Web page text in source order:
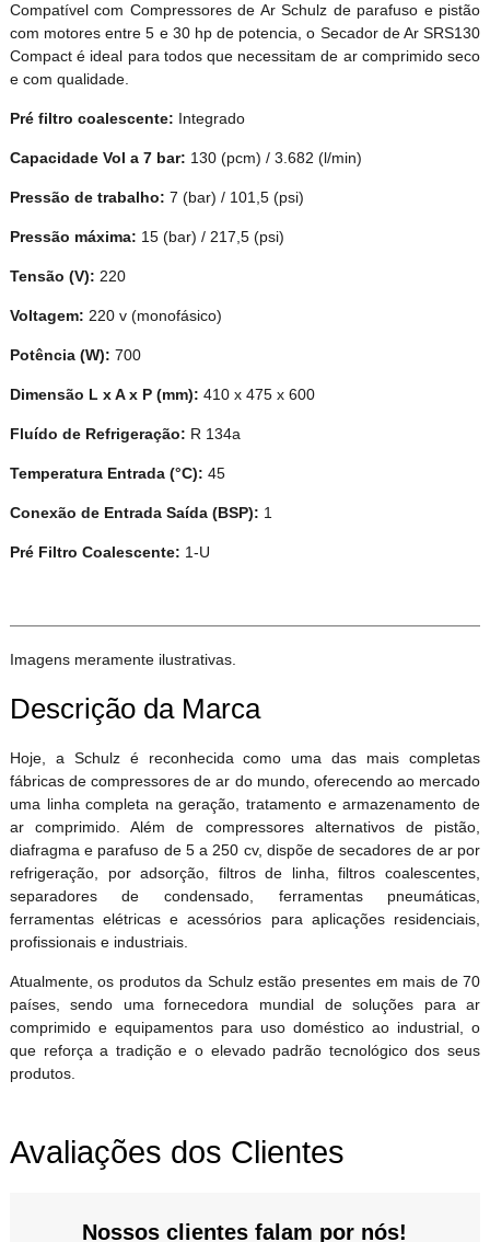
Compatível com Compressores de Ar Schulz de parafuso e pistão
com motores entre 5 e 30 hp de potencia, o Secador de Ar SRS130
Compact é ideal para todos que necessitam de ar comprimido seco
e com qualidade.
Pré filtro coalescente: Integrado
Capacidade Vol a 7 bar: 130 (pcm) / 3.682 (l/min)
Pressão de trabalho: 7 (bar) / 101,5 (psi)
Pressão máxima: 15 (bar) / 217,5 (psi)
Tensão (V): 220
Voltagem: 220 v (monofásico)
Potência (W): 700
Dimensão L x A x P (mm): 410 x 475 x 600
Fluído de Refrigeração: R 134a
Temperatura Entrada (°C): 45
Conexão de Entrada Saída (BSP): 1
Pré Filtro Coalescente: 1-U
Imagens meramente ilustrativas.
Descrição da Marca
Hoje, a Schulz é reconhecida como uma das mais completas
fábricas de compressores de ar do mundo, oferecendo ao mercado
uma linha completa na geração, tratamento e armazenamento de
ar comprimido. Além de compressores alternativos de pistão,
diafragma e parafuso de 5 a 250 cv, dispõe de secadores de ar por
refrigeração, por adsorção, filtros de linha, filtros coalescentes,
separadores de condensado, ferramentas pneumáticas,
ferramentas elétricas e acessórios para aplicações residenciais,
profissionais e industriais.
Atualmente, os produtos da Schulz estão presentes em mais de 70
países, sendo uma fornecedora mundial de soluções para ar
comprimido e equipamentos para uso doméstico ao industrial, o
que reforça a tradição e o elevado padrão tecnológico dos seus
produtos.
Avaliações dos Clientes
Nossos clientes falam por nós!